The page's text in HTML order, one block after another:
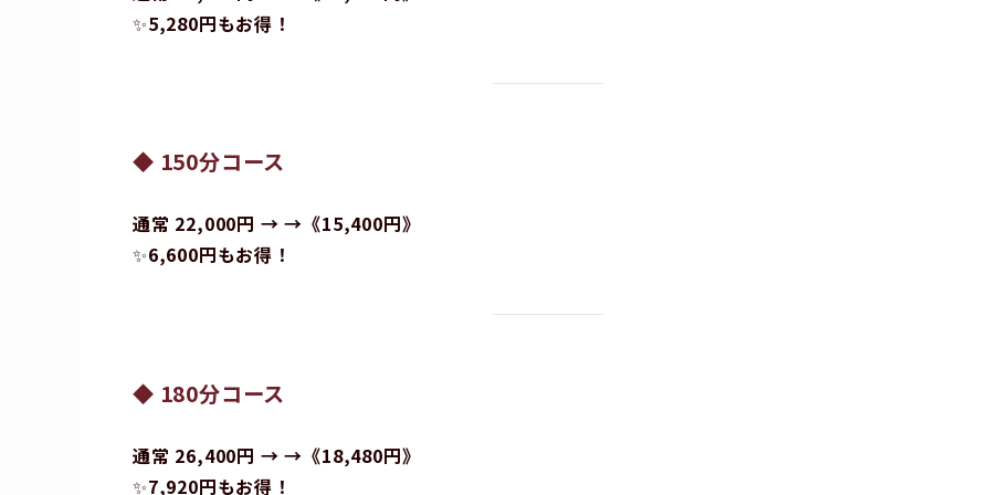
✨5,280円もお得！
◆ 150分コース
通常 22,000円 → →《15,400円》
✨6,600円もお得！
◆ 180分コース
通常 26,400円 → →《18,480円》
✨7,920円もお得！